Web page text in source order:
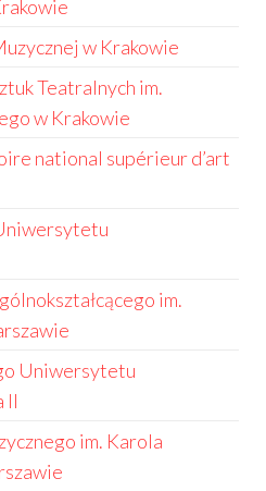
w Krakowie
Teatralnych im.
w Krakowie
national supérieur d’art
im.
Uniwersytetu
II
im. Karola